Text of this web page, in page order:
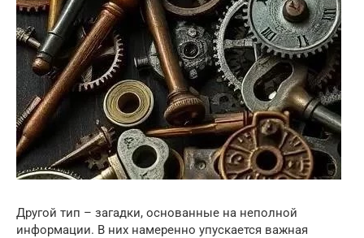
Другой тип – загадки, основанные на неполной
информации. В них намеренно упускается важная